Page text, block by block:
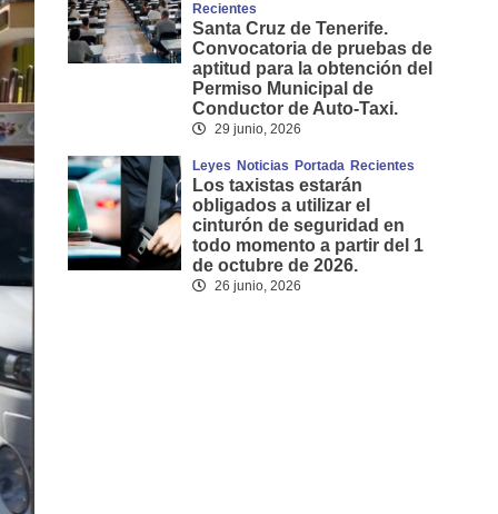
Recientes
Santa Cruz de Tenerife.
Convocatoria de pruebas de
aptitud para la obtención del
Permiso Municipal de
Conductor de Auto-Taxi.
29 junio, 2026
Leyes Noticias Portada Recientes
Los taxistas estarán
obligados a utilizar el
cinturón de seguridad en
todo momento a partir del 1
de octubre de 2026.
26 junio, 2026